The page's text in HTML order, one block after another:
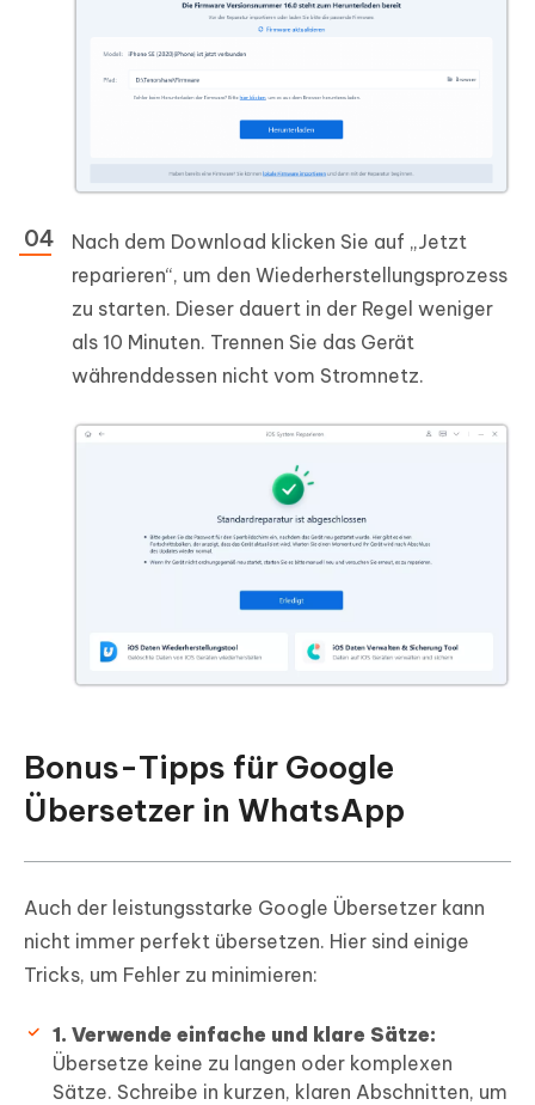
Nach dem Download klicken Sie auf „Jetzt
reparieren“, um den Wiederherstellungsprozess
zu starten. Dieser dauert in der Regel weniger
als 10 Minuten. Trennen Sie das Gerät
währenddessen nicht vom Stromnetz.
Bonus-Tipps für Google
Übersetzer in WhatsApp
Auch der leistungsstarke Google Übersetzer kann
nicht immer perfekt übersetzen. Hier sind einige
Tricks, um Fehler zu minimieren:
1. Verwende einfache und klare Sätze:
Übersetze keine zu langen oder komplexen
Sätze. Schreibe in kurzen, klaren Abschnitten, um